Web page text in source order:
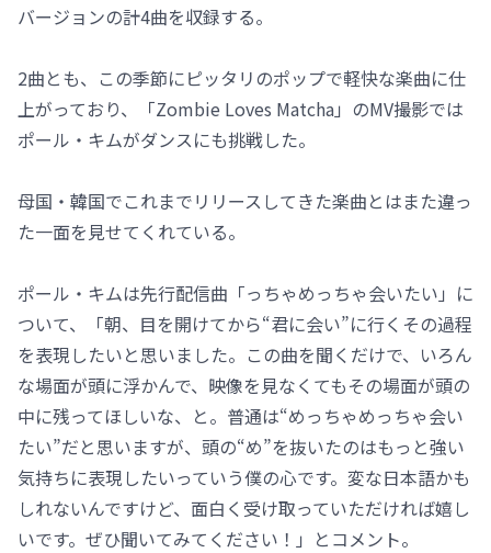
バージョンの計4曲を収録する。
2曲とも、この季節にピッタリのポップで軽快な楽曲に仕
上がっており、「Zombie Loves Matcha」のMV撮影では
ポール・キムがダンスにも挑戦した。
母国・韓国でこれまでリリースしてきた楽曲とはまた違っ
た一面を見せてくれている。
ポール・キムは先行配信曲「っちゃめっちゃ会いたい」に
ついて、「朝、目を開けてから“君に会い”に行くその過程
を表現したいと思いました。この曲を聞くだけで、いろん
な場面が頭に浮かんで、映像を見なくてもその場面が頭の
中に残ってほしいな、と。普通は“めっちゃめっちゃ会い
たい”だと思いますが、頭の“め”を抜いたのはもっと強い
気持ちに表現したいっていう僕の心です。変な日本語かも
しれないんですけど、面白く受け取っていただければ嬉し
いです。ぜひ聞いてみてください！」とコメント。